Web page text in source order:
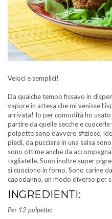
Veloci e semplici!
Da qualche tempo fissavo in
vapore in attesa che mi venisse
arrivata! Io per comodità ho
partire da quelle secche e
polpette sono davvero sfiziose,
piedi, da pucciare in una salsa
sono ottime anche da
tagliatelle. Sono inoltre super
si cuociono in forno. Sono carine
capodanno, un modo diverso per
INGREDIENTI:
Per 12 polpette: